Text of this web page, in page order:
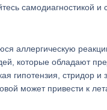
самодиагностикой и
аллергическую
которые обладают
гипотензия, стридор
может привести к